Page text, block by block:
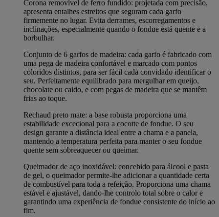
Corona removível de ferro fundido: projetada com precisão,
apresenta entalhes estreitos que seguram cada garfo
firmemente no lugar. Evita derrames, escorregamentos e
inclinações, especialmente quando o fondue está quente e a
borbulhar.
Conjunto de 6 garfos de madeira: cada garfo é fabricado com
uma pega de madeira confortável e marcado com pontos
coloridos distintos, para ser fácil cada convidado identificar o
seu. Perfeitamente equilibrado para mergulhar em queijo,
chocolate ou caldo, e com pegas de madeira que se mantêm
frias ao toque.
Rechaud preto mate: a base robusta proporciona uma
estabilidade excecional para a cocotte de fondue. O seu
design garante a distância ideal entre a chama e a panela,
mantendo a temperatura perfeita para manter o seu fondue
quente sem sobreaquecer ou queimar.
Queimador de aço inoxidável: concebido para álcool e pasta
de gel, o queimador permite-lhe adicionar a quantidade certa
de combustível para toda a refeição. Proporciona uma chama
estável e ajustável, dando-lhe controlo total sobre o calor e
garantindo uma experiência de fondue consistente do início ao
fim.